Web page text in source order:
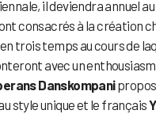
il deviendra annuel
consacrés à la création
trois temps au cours de
avec un
Danskompani
style unique et le français